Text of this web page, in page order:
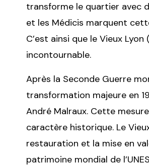
transforme le quartier avec
et les Médicis marquent
C’est ainsi que le Vieux
incontournable.
Après la Seconde Guerre
transformation majeure en
André Malraux. Cette
caractère historique. Le
restauration et la mise en
patrimoine mondial de